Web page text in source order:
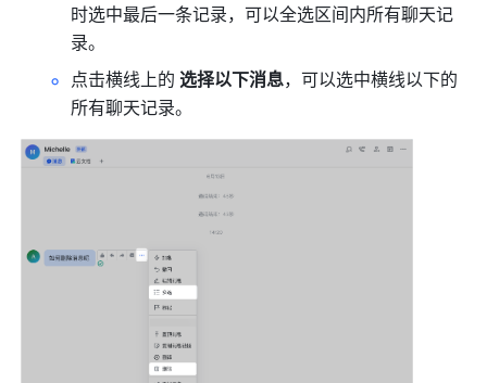
时选中最后一条记录，可以全选区间内所有聊天记
录。
点击横线上的 选择以下消息，可以选中横线以下的
所有聊天记录。